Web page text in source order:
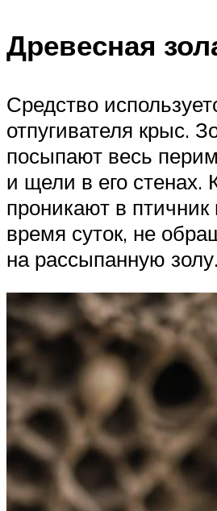
Древесная
Средство
отпугивателя крыс.
посыпают весь
и щели в его стенах.
проникают в птичник
время суток, не
на рассыпанную золу.